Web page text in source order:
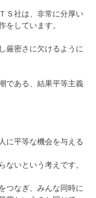
Ｓ社は、非常に分厚い
をしています。
厳密さに欠けるように
である、結果平等主義
に平等な機会を与える
ないという考えです。
つなぎ、みんな同時に